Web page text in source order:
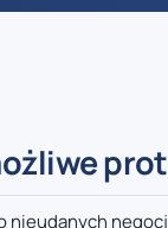
nieudanych